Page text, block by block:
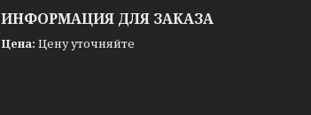
ИНФОРМАЦИЯ ДЛЯ ЗАКАЗА
Цена: Цену уточняйте